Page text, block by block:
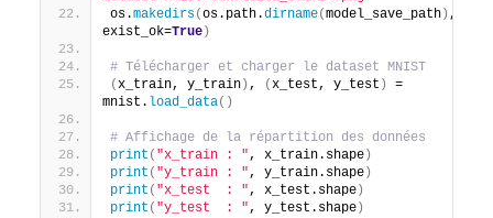
os.makedirs(os.path.dirname(model_save_path) ,
exist_ok=True)
# Télécharger et charger le dataset MNIST
(x_train, y_train) , (x_test, y_test )
=
mnist. load_data()
# Affichage de la répartition des données
print ( "x_train : ", x_train.shape)
print ( "y_train : ", y_train.shape)
print ( "x_test  : ", x_test.shape)
print ( "y_test  : ", y_test.shape)